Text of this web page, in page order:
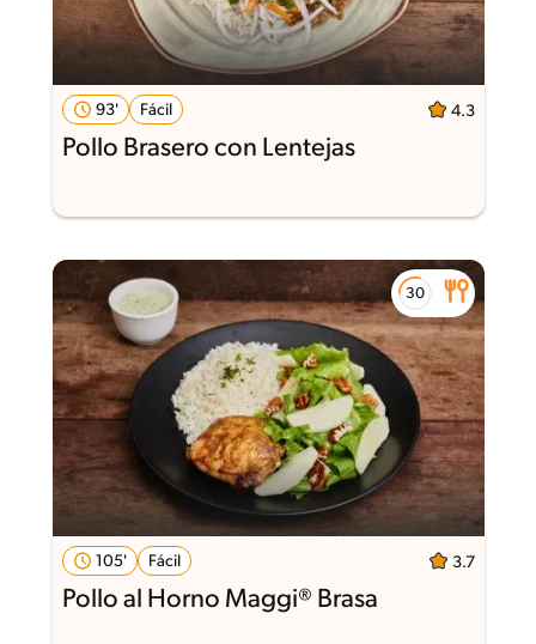
93' Fácil 4.3
Pollo Brasero con Lentejas
105' Fácil 3.7
Pollo al Horno Maggi® Brasa